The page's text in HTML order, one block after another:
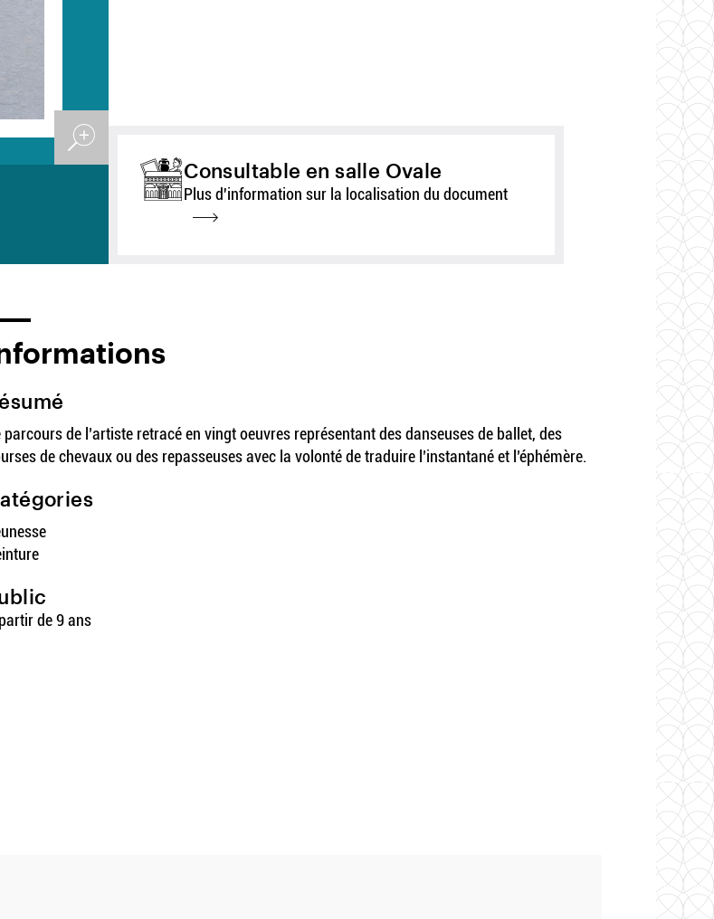
Consultable en salle Ovale
Plus d'information sur la localisation du document
parcours de l’artiste retracé en vingt oeuvres représentant des danseuses de ballet, des
de chevaux ou des repasseuses avec la volonté de traduire l’instantané et l’éphémère.
de 9 ans